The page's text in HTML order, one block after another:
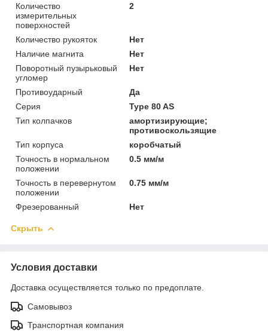
Количество
измерительных
поверхностей
2
Количество рукояток
Нет
Наличие магнита
Нет
Поворотный пузырьковый
угломер
Нет
Противоударный
Да
Серия
Type 80 AS
Тип колпачков
амортизирующие;
противоскользящие
Тип корпуса
коробчатый
Точность в нормальном
положении
0.5 мм/м
Точность в перевернутом
положении
0.75 мм/м
Фрезерованный Нет
Скрыть
Условия доставки
Доставка осуществляется только по предоплате.
Самовывоз
Транспортная компания